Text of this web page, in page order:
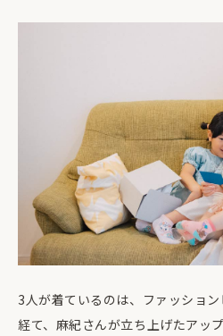
3人が着ているのは、ファッショ
経て、麻紀さんが立ち上げたアッ